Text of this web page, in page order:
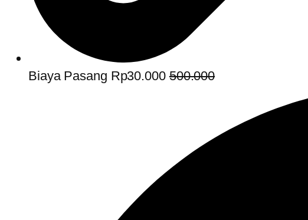
Biaya Pasang Rp30.000500.000